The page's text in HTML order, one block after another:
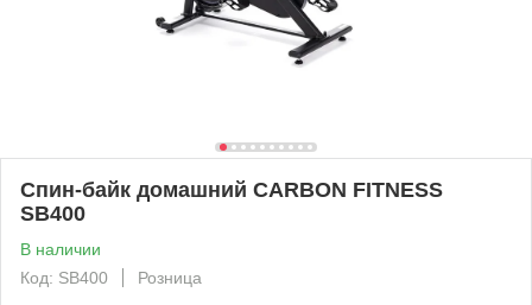
Спин-байк домашний CARBON FITNESS
SB400
В наличии
Код: SB400
Розница